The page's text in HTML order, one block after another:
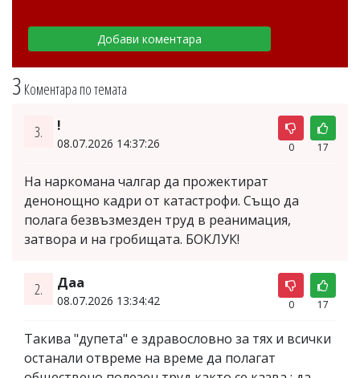
3 Коментара по темата
3. !
08.07.2026 14:37:26 0 17
На наркомана чалгар да прожектират
денонощно кадри от катастрофи. Също да
полага безвъзмезден труд в реанимация,
затвора и на гробищата. БОКЛУК!
2. Даа
08.07.2026 13:34:42 0 17
Такива "дупета" е здравословно за тях и всички
останали отвреме на време да полагат